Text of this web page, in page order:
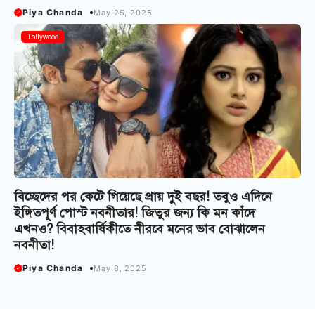
Piya Chanda May 25, 2025
Tollywood
বিচ্ছেদের পর কেটে গিয়েছে প্রায় দুই বছর! তবুও এদিনে
ইঙ্গিতপূর্ণ পোস্ট নবনীতার! জিতুর জন্য কি মন কাঁদে
এখনও? বিবাহবার্ষিকীতে নীরবে মনের ভাব বোঝালেন
নবনীতা!
Piya Chanda May 8, 2025